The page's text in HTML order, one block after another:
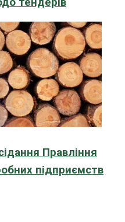
Правління
підприємств